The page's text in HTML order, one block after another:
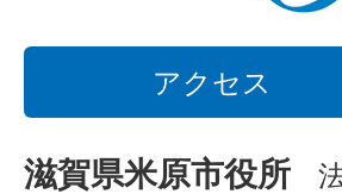
アクセス
滋賀県米原市役所